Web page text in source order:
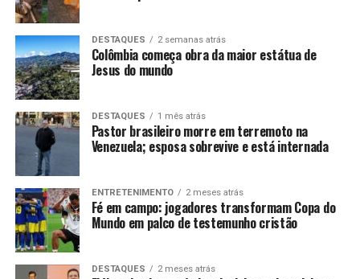
DESTAQUES 2 semanas atrás
Colômbia começa obra da maior estátua de
Jesus do mundo
DESTAQUES 1 mês atrás
Pastor brasileiro morre em terremoto na
Venezuela; esposa sobrevive e está internada
ENTRETENIMENTO 2 meses atrás
Fé em campo: jogadores transformam Copa do
Mundo em palco de testemunho cristão
DESTAQUES 2 meses atrás